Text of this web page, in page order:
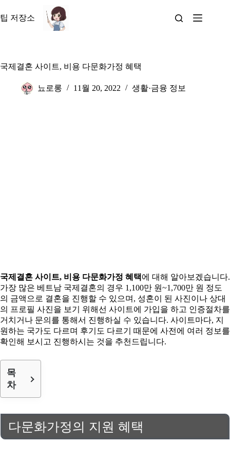
문
뛰
팁 저장소
국제결혼 사이트, 비용 다문화가정 혜택
뇨로롱 11월 20, 2022 생활·금융 정보
국제결혼 사이트, 비용 다문화가정 혜택에 대해 알아보겠습니다.
가장 많은 베트남 국제결혼의 경우 1,100만 원~1,700만 원 정도
의 금액으로 결혼을 진행할 수 있으며, 성혼이 된 사진이나 상대
의 프로필 사진을 보기 위해선 사이트에 가입을 하고 인증절차를
거치거나 문의를 통해서 진행하실 수 있습니다. 사이트마다, 지
원하는 국가도 다르며 후기도 다르기 때문에 사전에 여러 정보를
확인해 보시고 진행하시는 것을 추천드립니다.
목
차
다문화가정의 지원 혜택